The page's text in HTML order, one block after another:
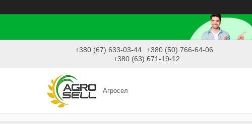
+380 (67) 633-03-44
+380 (50) 766-64-06
+380 (63) 671-19-12
Агросел